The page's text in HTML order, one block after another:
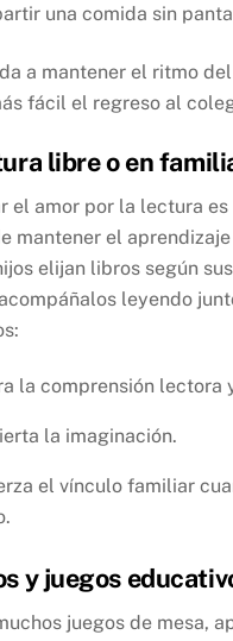
una comida sin
a mantener el ritmo
fácil el regreso al
libre o en
el amor por la lectura
mantener el
elijan libros según
leyendo
la comprensión lectora
la imaginación.
el vínculo familiar
y juegos
juegos de mesa,